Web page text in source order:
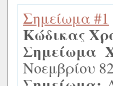
Σημείωμα #1
Κώδικας
Σημείωμα
Νοεμβρίου